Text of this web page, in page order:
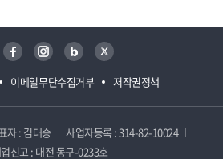
이메일무단수집거부 저작권정책
페이스북 인스타그램 블로그 트위터
자 : 김태승
사업자등록 : 314-82-10024
신고 : 대전 동구-0233호